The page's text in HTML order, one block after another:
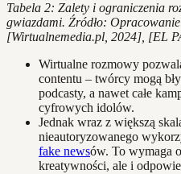
Tabela 2: Zalety i ograniczenia
gwiazdami. Źródło:
[Wirtualnemedia.pl, 2024], [EL
Wirtualne rozmowy
contentu – twórcy mogą
podcasty, a nawet całe
cyfrowych idolów.
Jednak wraz z większą
nieautoryzowanego
fake newsów. To wymaga
kreatywności, ale i